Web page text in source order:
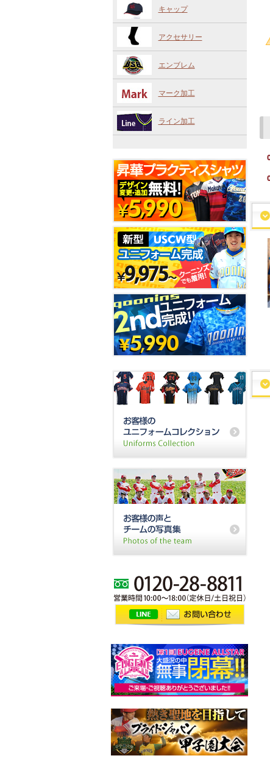
キャップ
アクセサリー
エンブレム
マーク加工
ライン加工